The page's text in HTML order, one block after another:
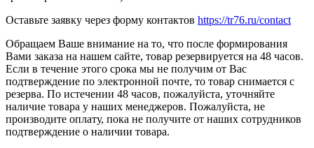
Оставьте заявку через форму контактов https://tr76.ru/contact
Обращаем Ваше внимание на то, что после формирования
Вами заказа на нашем сайте, товар резервируется на 48 часов.
Если в течение этого срока мы не получим от Вас
подтверждение по электронной почте, то товар снимается с
резерва. По истечении 48 часов, пожалуйста, уточняйте
наличие товара у наших менеджеров. Пожалуйста, не
производите оплату, пока не получите от наших сотрудников
подтверждение о наличии товара.